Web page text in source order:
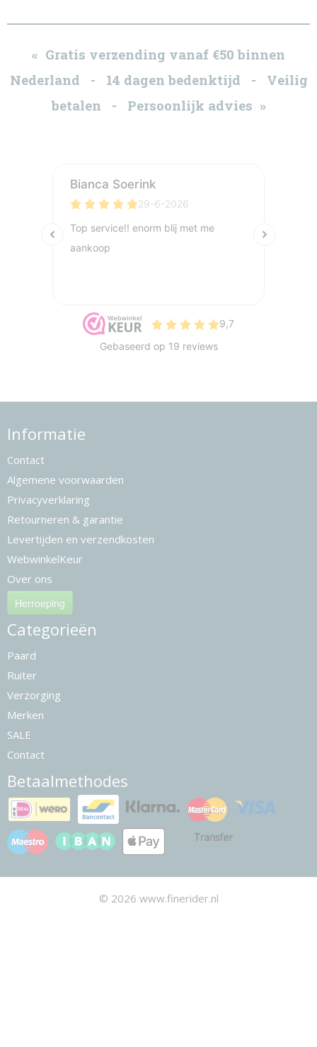
« Gratis verzending vanaf €50 binnen
Nederland - 14 dagen bedenktijd - Veilig
betalen - Persoonlijk advies »
Informatie
Contact
Algemene voorwaarden
Privacyverklaring
Retourneren & garantie
Levertijden en verzendkosten
WebwinkelKeur
Over ons
Herroeping
Categorieën
Paard
Ruiter
Verzorging
Merken
SALE
Contact
Betaalmethodes
© 2026 www.finerider.nl